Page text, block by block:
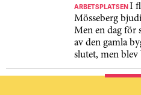
ARBETSPLATSENI
Mösseberg
Men en dag för
av den gamla
slutet, men